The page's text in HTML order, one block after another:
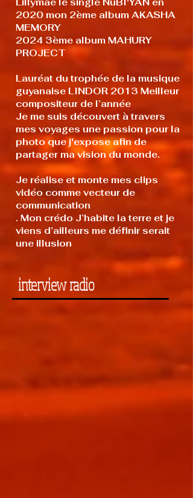
2020 mon 2ème album AKASHA
MEMORY
2024 3ème album MAHURY
PROJECT
Lauréat du trophée de la musique
guyanaise LINDOR 2013 Meilleur
compositeur de l’année
Je me suis découvert à travers
mes voyages une passion pour la
photo que j'expose afin de
partager ma vision du monde.
Je réalise et monte mes clips
vidéo comme vecteur de
communication
. Mon crédo J’habite la terre et je
viens d’ailleurs me définir serait
une illusion
interview radio